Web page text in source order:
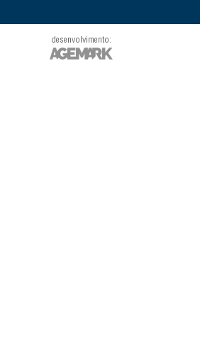
desenvolvimento: